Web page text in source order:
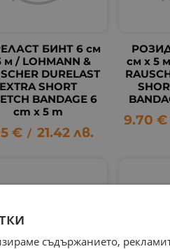
БИНТ 6 см
м / LOHMANN &
DURELAST
EXTRA SHORT
BANDAGE 6
cm x 5 m
€ / 21.42 лв.
см х 5
9.70 €
съдържанието,